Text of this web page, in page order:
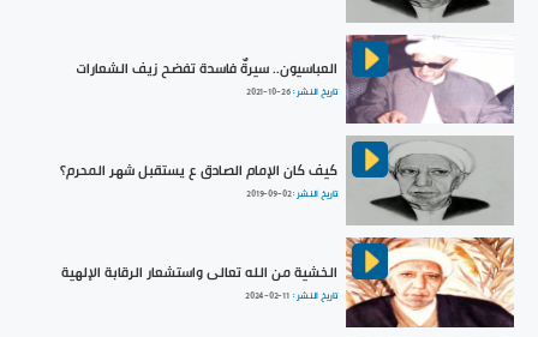
العباسيون.. سيرةٌ فاسدة تفضح زيف الشعارات
تاريخ النشر :2021-10-26
كيف كان الإمام الصادق ع يستقبل شهر المحرم؟
تاريخ النشر :2019-09-02
الخشية من الله تعالى واستشعار الرقابة الإلهية
تاريخ النشر : 2024-02-11